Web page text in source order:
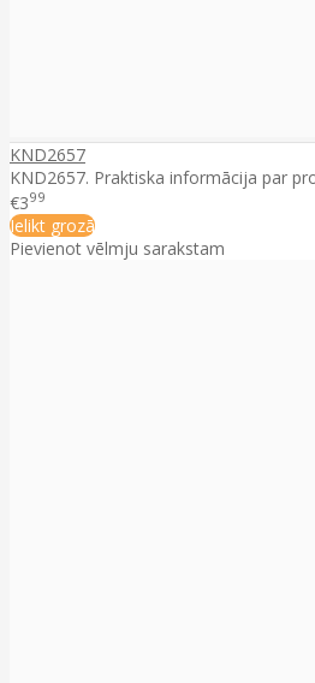
KND2657
KND2657. Praktiska informācija par
€399
Ielikt grozā
Pievienot vēlmju sarakstam